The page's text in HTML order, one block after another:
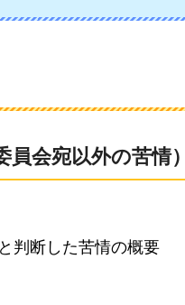
会宛以外の苦情）
判断した苦情の概要